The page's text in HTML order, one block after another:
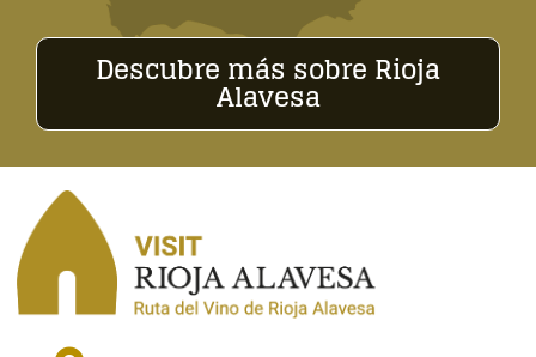
Descubre más sobre Rioja
Alavesa